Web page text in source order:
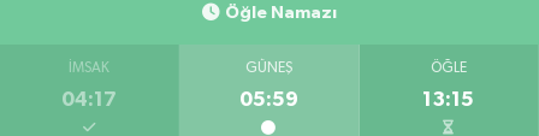
Öğle Namazı
İMSAK
04:17
GÜNEŞ
05:59
ÖĞLE
13:15